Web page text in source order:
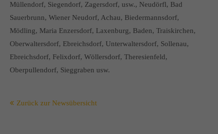
Müllendorf, Siegendorf, Zagersdorf, usw., Neudörfl, Bad
Sauerbrunn, Wiener Neudorf, Achau, Biedermannsdorf,
Mödling, Maria Enzersdorf, Laxenburg, Baden, Traiskirchen,
Oberwaltersdorf, Ebreichsdorf, Unterwaltersdorf, Sollenau,
Ebreichsdorf, Felixdorf, Wöllersdorf, Theresienfeld,
Oberpullendorf, Sieggraben usw.
Zurück zur Newsübersicht